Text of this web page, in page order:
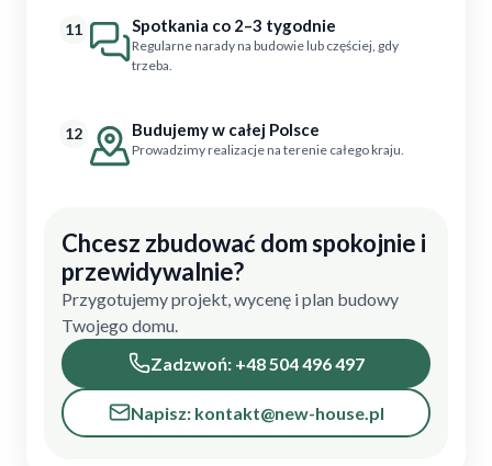
11 Spotkania co 2–3 tygodnie
Regularne narady na budowie lub częściej, gdy
trzeba.
12 Budujemy w całej Polsce
Prowadzimy realizacje na terenie całego kraju.
Chcesz zbudować dom spokojnie i
przewidywalnie?
Przygotujemy projekt, wycenę i plan budowy
Twojego domu.
Zadzwoń: +48 504 496 497
Napisz: kontakt@new-house.pl